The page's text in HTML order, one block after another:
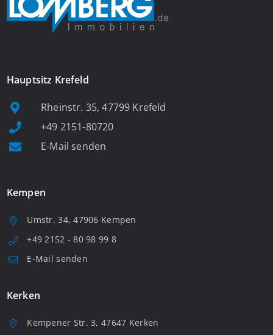
Hauptsitz Krefeld
Rheinstr. 35, 47799 Krefeld
+49 2151-80720
E-Mail senden
Kempen
Umstr. 34, 47906 Kempen
+49 2152 - 80 98 99 8
E-Mail senden
Kerken
Kempener Str. 3, 47647 Kerken